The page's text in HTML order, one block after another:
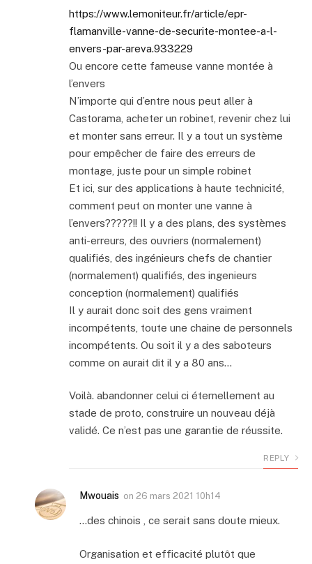
https://www.lemoniteur.fr/article/epr-
flamanville-vanne-de-securite-montee-a-l-
envers-par-areva.933229
Ou encore cette fameuse vanne montée à
l’envers
N’importe qui d’entre nous peut aller à
Castorama, acheter un robinet, revenir chez lui
et monter sans erreur. Il y a tout un système
pour empêcher de faire des erreurs de
montage, juste pour un simple robinet
Et ici, sur des applications à haute technicité,
comment peut on monter une vanne à
l’envers?????!! Il y a des plans, des systèmes
anti-erreurs, des ouvriers (normalement)
qualifiés, des ingénieurs chefs de chantier
(normalement) qualifiés, des ingenieurs
conception (normalement) qualifiés
Il y aurait donc soit des gens vraiment
incompétents, toute une chaine de personnels
incompétents. Ou soit il y a des saboteurs
comme on aurait dit il y a 80 ans…
Voilà. abandonner celui ci éternellement au
stade de proto, construire un nouveau déjà
validé. Ce n’est pas une garantie de réussite.
REPLY
Mwouais on 26 mars 2021 10h14
…des chinois , ce serait sans doute mieux.
Organisation et efficacité plutôt que